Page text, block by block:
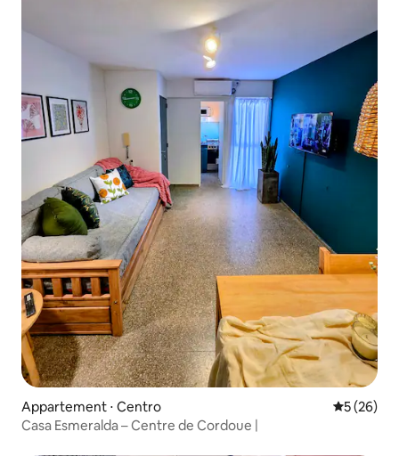
Appartement ⋅ Centro
5 (26)
Casa Esmeralda – Centre de Cordoue |